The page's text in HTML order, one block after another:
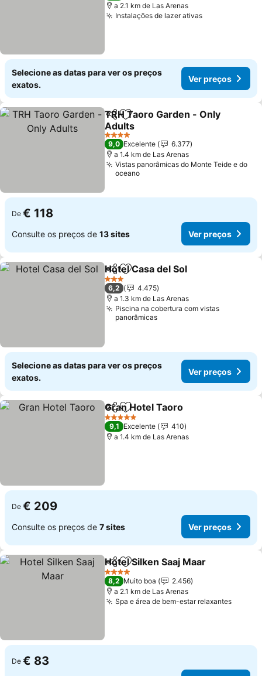
a 2.1 km de Las Arenas
Instalações de lazer ativas
Selecione as datas para ver os preços
exatos.
Ver preços
PartilharAdicionar aos favoritos
TRH Taoro Garden - Only
Adults
4 Estrelas
9,0 Excelente
6.377
a 1.4 km de Las Arenas
Vistas panorâmicas do Monte Teide e do
oceano
De € 118
Consulte os preços de 13 sites Ver preços
PartilharAdicionar aos favoritos
Hotel Casa del Sol
3 Estrelas
6,2
4.475
a 1.3 km de Las Arenas
Piscina na cobertura com vistas
panorâmicas
Selecione as datas para ver os preços
exatos.
Ver preços
PartilharAdicionar aos favoritos
Gran Hotel Taoro
5 Estrelas
9,1 Excelente
410
a 1.4 km de Las Arenas
De € 209
Consulte os preços de 7 sites Ver preços
PartilharAdicionar aos favoritos
Hotel Silken Saaj Maar
4 Estrelas
8,2 Muito boa
2.456
a 2.1 km de Las Arenas
Spa e área de bem-estar relaxantes
De € 83